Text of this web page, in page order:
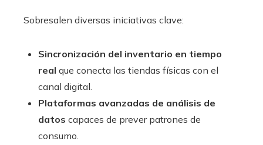
Sobresalen diversas iniciativas clave:
Sincronización del inventario en tiempo
real que conecta las tiendas físicas con el
canal digital.
Plataformas avanzadas de análisis de
datos capaces de prever patrones de
consumo.